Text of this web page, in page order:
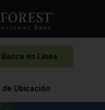
en Línea
de Ubicación